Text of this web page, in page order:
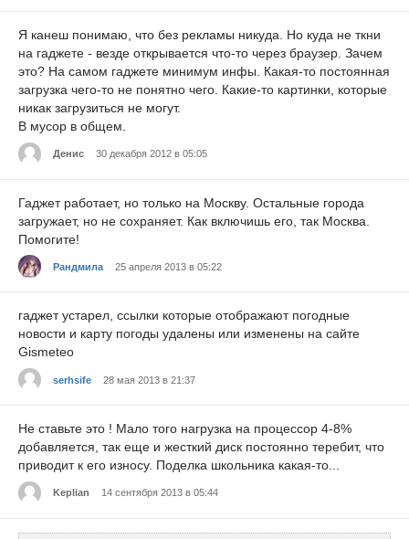
Я канеш понимаю, что без рекламы никуда. Но куда не ткни
на гаджете - везде открывается что-то через браузер. Зачем
это? На самом гаджете минимум инфы. Какая-то постоянная
загрузка чего-то не понятно чего. Какие-то картинки, которые
никак загрузиться не могут.
В мусор в общем.
Денис 30 декабря 2012 в 05:05
Гаджет работает, но только на Москву. Остальные города
загружает, но не сохраняет. Как включишь его, так Москва.
Помогите!
Рандмила 25 апреля 2013 в 05:22
гаджет устарел, ссылки которые отображают погодные
новости и карту погоды удалены или изменены на сайте
Gismeteo
serhsife 28 мая 2013 в 21:37
Не ставьте это ! Мало того нагрузка на процессор 4-8%
добавляется, так еще и жесткий диск постоянно теребит, что
приводит к его износу. Поделка школьника какая-то...
Keplian 14 сентября 2013 в 05:44